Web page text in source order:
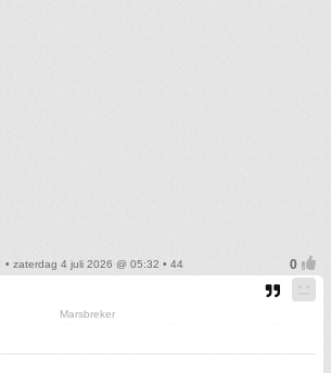
• zaterdag 4 juli 2026 @ 05:32 • 44
Marsbreker